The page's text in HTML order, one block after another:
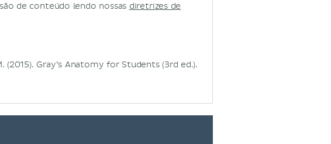
de conteúdo lendo nossas diretrizes de
(2015). Gray’s Anatomy for Students (3rd ed.).